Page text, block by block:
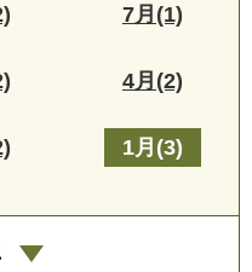
7月(1)
4月(2)
1月(3)